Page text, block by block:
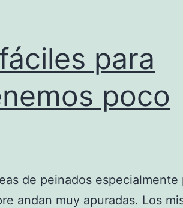
para
poco
de peinados especialmente
andan muy apuradas. Los